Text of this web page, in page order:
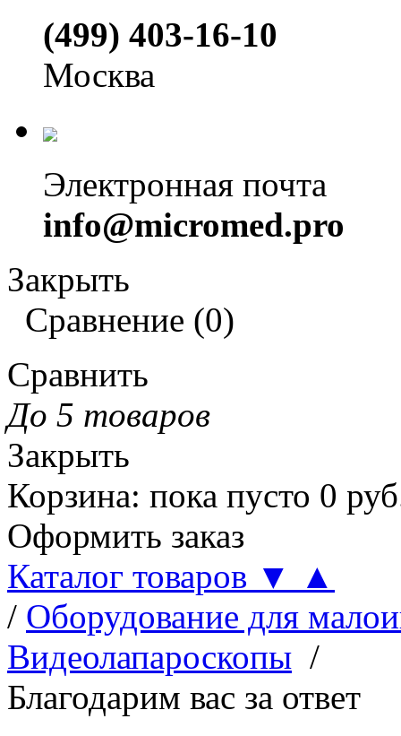
(499) 403-16-10
Москва
Электронная почта
info@micromed.pro
Закрыть
Сравнение (0)
Сравнить
До 5 товаров
Закрыть
Корзина: пока пусто 0
Оформить заказ
Каталог товаров ▼
▲
/ Оборудование для
Видеолапароскопы /
Благодарим вас за ответ